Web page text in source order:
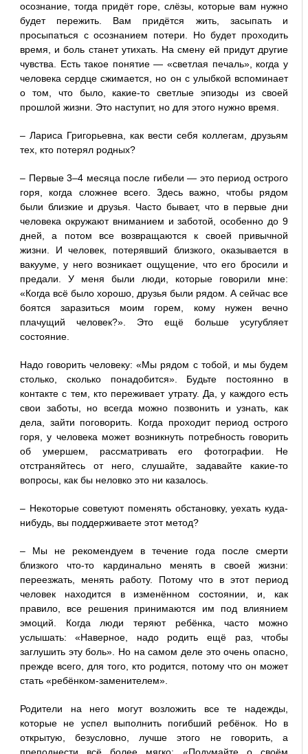
осознание, тогда придёт горе, слёзы, которые вам нужно
будет пережить. Вам придётся жить, засыпать и
просыпаться с осознанием потери. Но будет проходить
время, и боль станет утихать. На смену ей придут другие
чувства. Есть такое понятие — «светлая печаль», когда у
человека сердце сжимается, но он с улыбкой вспоминает
о том, что было, какие-то светлые эпизоды из своей
прошлой жизни. Это наступит, но для этого нужно время.
– Лариса Григорьевна, как вести себя коллегам, друзьям
тех, кто потерял родных?
– Первые 3–4 месяца после гибели — это период острого
горя, когда сложнее всего. Здесь важно, чтобы рядом
были близкие и друзья. Часто бывает, что в первые дни
человека окружают вниманием и заботой, особенно до 9
дней, а потом все возвращаются к своей привычной
жизни. И человек, потерявший близкого, оказывается в
вакууме, у него возникает ощущение, что его бросили и
предали. У меня были люди, которые говорили мне:
«Когда всё было хорошо, друзья были рядом. А сейчас все
боятся заразиться моим горем, кому нужен вечно
плачущий человек?». Это ещё больше усугубляет
состояние.
Надо говорить человеку: «Мы рядом с тобой, и мы будем
столько, сколько понадобится». Будьте постоянно в
контакте с тем, кто переживает утрату. Да, у каждого есть
свои заботы, но всегда можно позвонить и узнать, как
дела, зайти поговорить. Когда проходит период острого
горя, у человека может возникнуть потребность говорить
об умершем, рассматривать его фотографии. Не
отстраняйтесь от него, слушайте, задавайте какие-то
вопросы, как бы неловко это ни казалось.
– Некоторые советуют поменять обстановку, уехать куда-
нибудь, вы поддерживаете этот метод?
– Мы не рекомендуем в течение года после смерти
близкого что-то кардинально менять в своей жизни:
переезжать, менять работу. Потому что в этот период
человек находится в изменённом состоянии, и, как
правило, все решения принимаются им под влиянием
эмоций. Когда люди теряют ребёнка, часто можно
услышать: «Наверное, надо родить ещё раз, чтобы
заглушить эту боль». Но на самом деле это очень опасно,
прежде всего, для того, кто родится, потому что он может
стать «ребёнком-заменителем».
Родители на него могут возложить все те надежды,
которые не успел выполнить погибший ребёнок. Но в
открытую, безусловно, лучше этого не говорить, а